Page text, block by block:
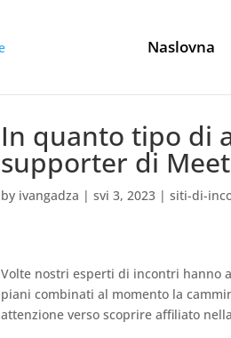
Naslovna
In quanto tipo di
supporter di
by ivangadza |svi 3, 2023 |siti-di-
Volte nostri esperti di incontri hanno
piani combinati al momento la
attenzione verso scoprire affiliato